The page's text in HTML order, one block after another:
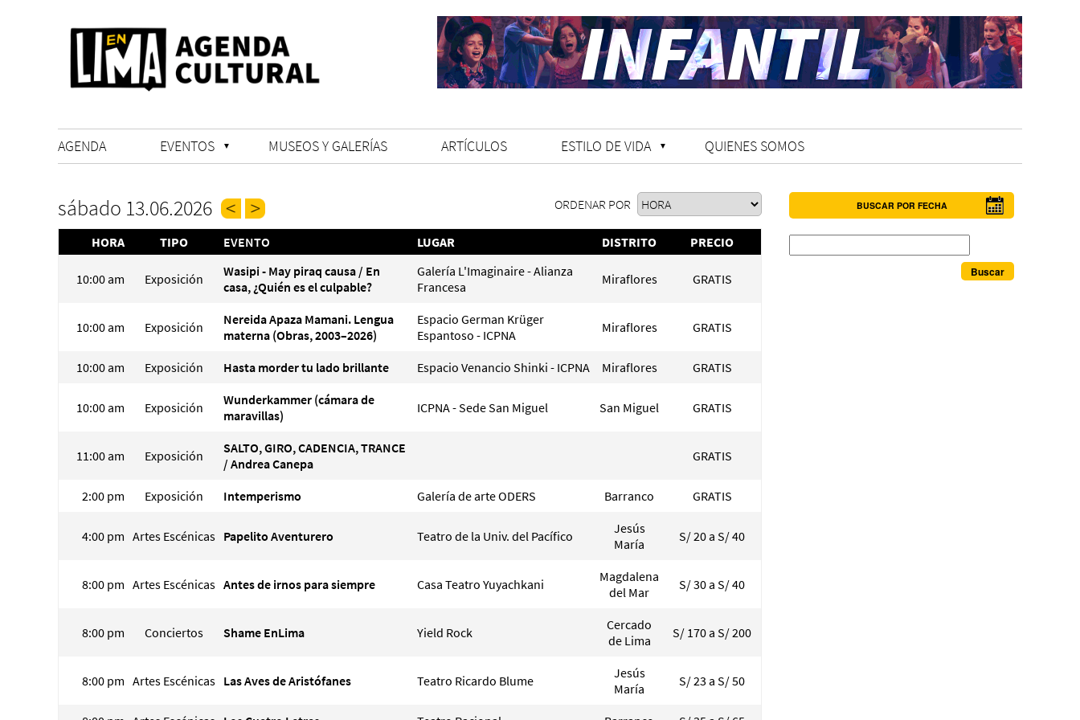
AGENDA EVENTOS MUSEOS Y GALERÍAS ARTÍCULOS ESTILO DE VIDA QUIENES SOMOS
sábado 13.06.2026 ORDENAR POR
HORA TIPO EVENTO LUGAR DISTRITO PRECIO
10:00 am Exposición
Wasipi - May piraq causa / En
casa, ¿Quién es el culpable?
Galería L'Imaginaire - Alianza
Francesa
Miraflores GRATIS
10:00 am Exposición
Nereida Apaza Mamani. Lengua
materna (Obras, 2003–2026)
Espacio German Krüger
Espantoso - ICPNA
Miraflores GRATIS
10:00 am Exposición Hasta morder tu lado brillante Espacio Venancio Shinki - ICPNA Miraflores GRATIS
10:00 am Exposición
Wunderkammer (cámara de
maravillas)
ICPNA - Sede San Miguel San Miguel GRATIS
11:00 am Exposición
SALTO, GIRO, CADENCIA, TRANCE
/ Andrea Canepa
GRATIS
2:00 pm Exposición Intemperismo Galería de arte ODERS Barranco GRATIS
4:00 pm Artes Escénicas Papelito Aventurero Teatro de la Univ. del Pacífico
Jesús
María
S/ 20 a S/ 40
8:00 pm Artes Escénicas Antes de irnos para siempre Casa Teatro Yuyachkani
Magdalena
del Mar
S/ 30 a S/ 40
8:00 pm Conciertos Shame EnLima Yield Rock
Cercado
de Lima
S/ 170 a S/ 200
8:00 pm Artes Escénicas Las Aves de Aristófanes Teatro Ricardo Blume
Jesús
María
S/ 23 a S/ 50
BUSCAR POR FECHA